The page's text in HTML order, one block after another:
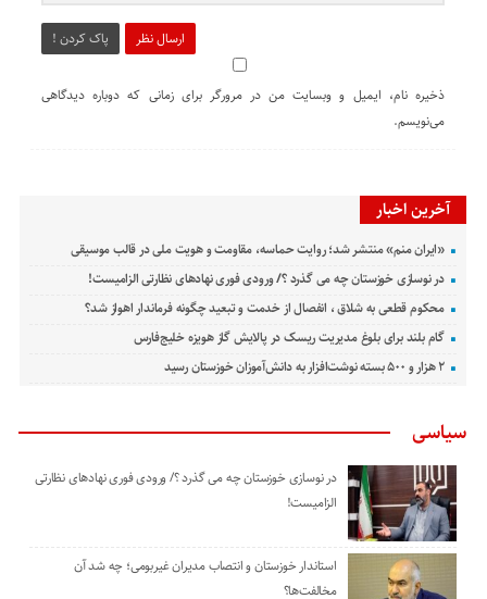
ارسال نظر پاک کردن !
ذخیره نام، ایمیل و وبسایت من در مرورگر برای زمانی که دوباره دیدگاهی
می‌نویسم.
آخرین اخبار
«ایران منم» منتشر شد؛ روایت حماسه، مقاومت و هویت ملی در قالب موسیقی
در نوسازی خوزستان چه می گذرد ؟/ ورودی فوری نهادهای نظارتی الزامیست!
محکوم قطعی به شلاق ، انفصال از خدمت و تبعید چگونه فرماندار اهواز شد؟
گام بلند برای بلوغ مدیریت ریسک در پالایش گاز هویزه خلیج‌فارس
۲ هزار و ۵۰۰ بسته نوشت‌افزار به دانش‌آموزان خوزستان رسید
سیاسی
در نوسازی خوزستان چه می گذرد ؟/ ورودی فوری نهادهای نظارتی
الزامیست!
استاندار خوزستان و انتصاب مدیران غیربومی؛ چه شد آن
مخالفت‌ها؟